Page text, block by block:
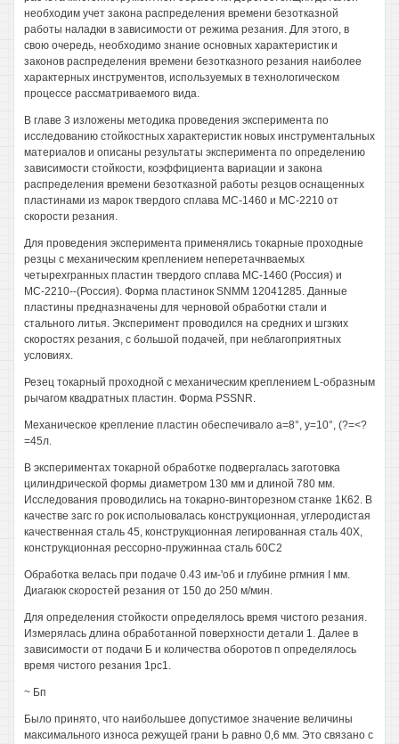
необходим учет закона распределения времени безотказной
работы наладки в зависимости от режима резания. Для этого, в
свою очередь, необходимо знание основных характеристик и
законов распределения времени безотказного резания наиболее
характерных инструментов, используемых в технологическом
процессе рассматриваемого вида.
В главе 3 изложены методика проведения эксперимента по
исследованию стойкостных характеристик новых инструментальных
материалов и описаны результаты эксперимента по определению
зависимости стойкости, коэффициента вариации и закона
распределения времени безотказной работы резцов оснащенных
пластинами из марок твердого сплава МС-1460 и МС-2210 от
скорости резания.
Для проведения эксперимента применялись токарные проходные
резцы с механическим креплением неперетачнваемых
четырехгранных пластин твердого сплава МС-1460 (Россия) и
МС-2210--(Россия). Форма пластинок SNMM 12041285. Данные
пластины предназначены для черновой обработки стали и
стального литья. Эксперимент проводился на средних и шгзких
скоростях резания, с большой подачей, при неблагоприятных
условиях.
Резец токарный проходной с механическим креплением L-образным
рычагом квадратных пластин. Форма PSSNR.
Механическое крепление пластин обеспечивало а=8°, у=10°, (?=<?
=45л.
В экспериментах токарной обработке подвергалась заготовка
цилиндрической формы диаметром 130 мм и длиной 780 мм.
Исследования проводились на токарно-винторезном станке 1К62. В
качестве загс го рок исполыовалась конструкционная, углеродистая
качественная сталь 45, конструкционная легированная сталь 40Х,
конструкционная рессорно-пружиннаа сталь 60С2
Обработка велась при подаче 0.43 им-'об и глубине ргмния I мм.
Диагаюк скоростей резания от 150 до 250 м/мин.
Для определения стойкости определялось время чистого резания.
Измерялась длина обработанной поверхности детали 1. Далее в
зависимости от подачи Б и количества оборотов п определялось
время чистого резания 1рс1.
~ Бп
Было принято, что наибольшее допустимое значение величины
максимального износа режущей грани Ь равно 0,6 мм. Это связано с